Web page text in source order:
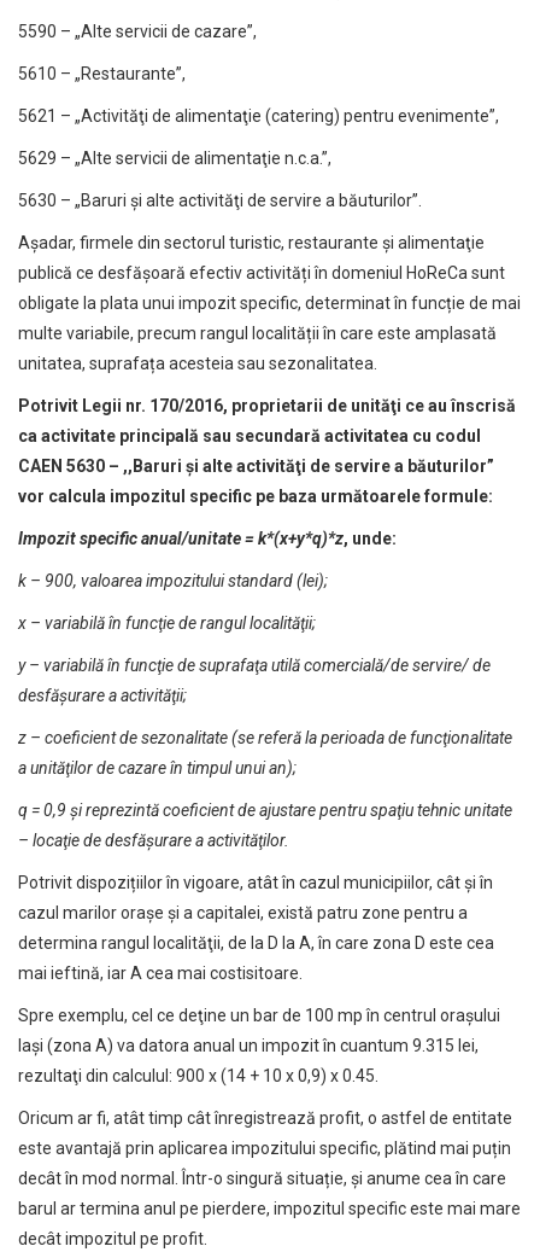
5590 – „Alte servicii de cazare”,
5610 – „Restaurante”,
5621 – „Activităţi de alimentaţie (catering) pentru evenimente”,
5629 – „Alte servicii de alimentaţie n.c.a.”,
5630 – „Baruri şi alte activităţi de servire a băuturilor”.
Așadar, firmele din sectorul turistic, restaurante şi alimentaţie
publică ce desfășoară efectiv activități în domeniul HoReCa sunt
obligate la plata unui impozit specific, determinat în funcție de mai
multe variabile, precum rangul localității în care este amplasată
unitatea, suprafața acesteia sau sezonalitatea.
Potrivit Legii nr. 170/2016, proprietarii de unităţi ce au înscrisă
ca activitate principală sau secundară activitatea cu codul
CAEN 5630 – ,,Baruri şi alte activităţi de servire a băuturilor”
vor calcula impozitul specific pe baza următoarele formule:
Impozit specific anual/unitate = k*(x+y*q)*z, unde:
k – 900, valoarea impozitului standard (lei);
x – variabilă în funcţie de rangul localităţii;
y – variabilă în funcţie de suprafaţa utilă comercială/de servire/ de
desfăşurare a activităţii;
z – coeficient de sezonalitate (se referă la perioada de funcţionalitate
a unităţilor de cazare în timpul unui an);
q = 0,9 şi reprezintă coeficient de ajustare pentru spaţiu tehnic unitate
– locaţie de desfăşurare a activităţilor.
Potrivit dispozițiilor în vigoare, atât în cazul municipiilor, cât şi în
cazul marilor oraşe şi a capitalei, există patru zone pentru a
determina rangul localităţii, de la D la A, în care zona D este cea
mai ieftină, iar A cea mai costisitoare.
Spre exemplu, cel ce deţine un bar de 100 mp în centrul oraşului
Iași (zona A) va datora anual un impozit în cuantum 9.315 lei,
rezultaţi din calculul: 900 x (14 + 10 x 0,9) x 0.45.
Oricum ar fi, atât timp cât înregistrează profit, o astfel de entitate
este avantajă prin aplicarea impozitului specific, plătind mai puțin
decât în mod normal. Într-o singură situație, și anume cea în care
barul ar termina anul pe pierdere, impozitul specific este mai mare
decât impozitul pe profit.